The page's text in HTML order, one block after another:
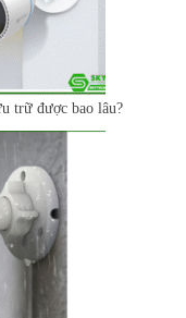
trữ được bao lâu?